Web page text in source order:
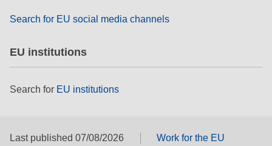
Search for EU social media channels
EU institutions
Search for EU institutions
Last published 07/08/2026
Work for the EU